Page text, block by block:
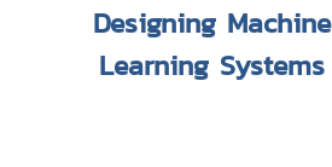
Designing Machine
Learning Systems